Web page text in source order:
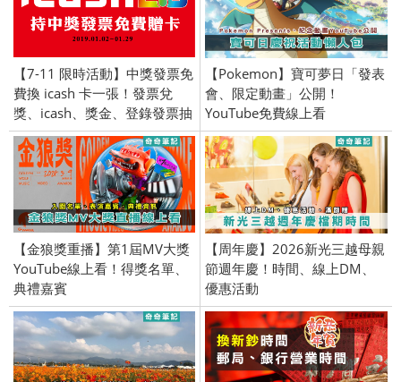
【7-11 限時活動】中獎發票免
費換 icash 卡一張！發票兌
獎、icash、獎金、登錄發票抽
獎、大獎100萬禮券
【Pokemon】寶可夢日「發表
會、限定動畫」公開！
YouTube免費線上看
【金狼獎重播】第1屆MV大獎
YouTube線上看！得獎名單、
典禮嘉賓
【周年慶】2026新光三越母親
節週年慶！時間、線上DM、
優惠活動